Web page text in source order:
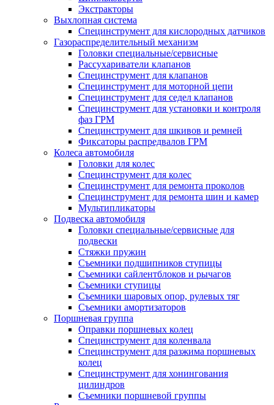
Экстракторы
Выхлопная система
Специнструмент для кислородных датчиков
Газораспределительный механизм
Головки специальные/сервисные
Рассухариватели клапанов
Специнструмент для клапанов
Специнструмент для моторной цепи
Специнструмент для седел клапанов
Специнструмент для установки и контроля
фаз ГРМ
Специнструмент для шкивов и ремней
Фиксаторы распредвалов ГРМ
Колеса автомобиля
Головки для колес
Специнструмент для колес
Специнструмент для ремонта проколов
Специнструмент для ремонта шин и камер
Мультипликаторы
Подвеска автомобиля
Головки специальные/сервисные для
подвески
Стяжки пружин
Съемники подшипников ступицы
Съемники сайлентблоков и рычагов
Съемники ступицы
Съемники шаровых опор, рулевых тяг
Съемники амортизаторов
Поршневая группа
Оправки поршневых колец
Специнструмент для коленвала
Специнструмент для разжима поршневых
колец
Специнструмент для хонингования
цилиндров
Съемники поршневой группы